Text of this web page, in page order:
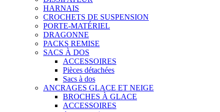
HARNAIS
CROCHETS DE SUSPENSION
PORTE-MATÉRIEL
DRAGONNE
PACKS REMISE
SACS À DOS
ACCESSOIRES
Pièces détachées
Sacs à dos
ANCRAGES GLACE ET NEIGE
BROCHES À GLACE
ACCESSOIRES